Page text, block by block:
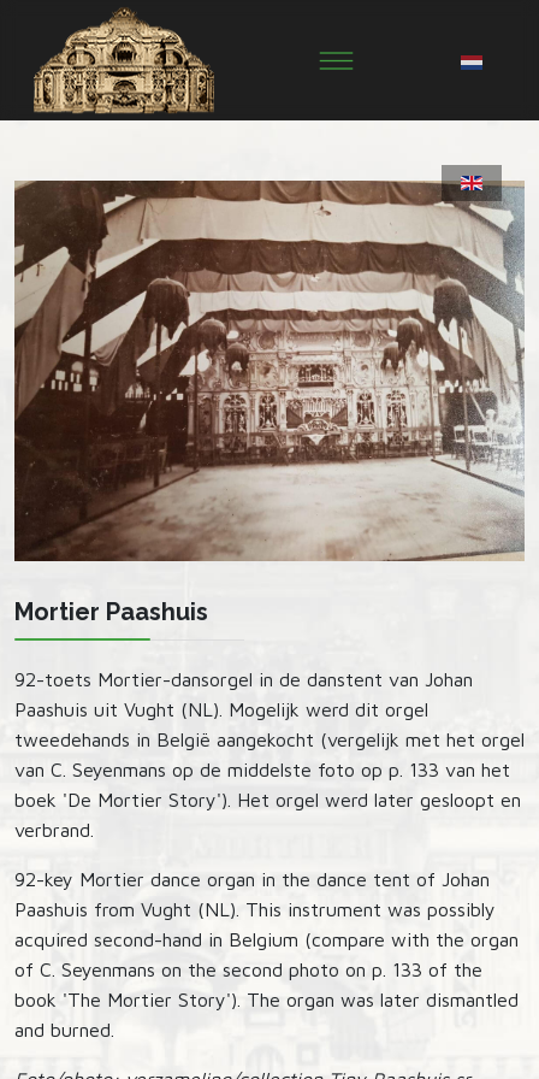
Mortier Paashuis
92-toets Mortier-dansorgel in de danstent van Johan
Paashuis uit Vught (NL). Mogelijk werd dit orgel
tweedehands in België aangekocht (vergelijk met het orgel
van C. Seyenmans op de middelste foto op p. 133 van het
boek 'De Mortier Story'). Het orgel werd later gesloopt en
verbrand.
92-key Mortier dance organ in the dance tent of Johan
Paashuis from Vught (NL). This instrument was possibly
acquired second-hand in Belgium (compare with the organ
of C. Seyenmans on the second photo on p. 133 of the
book 'The Mortier Story'). The organ was later dismantled
and burned.